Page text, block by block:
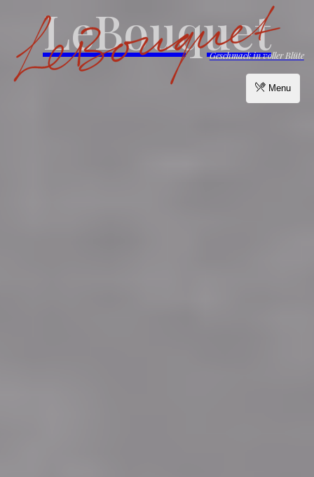
Menu
LeBouquet
Geschmack in voller Blüte